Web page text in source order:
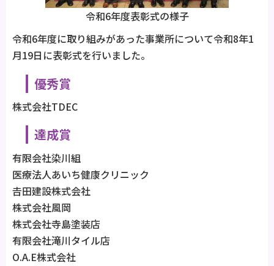
令和6年度表彰式の様子
令和6年度に取り組みがあった事業所について令和8年1
月19日に表彰式を行いました。
優秀賞
株式会社TDEC
達成賞
有限会社染川組
医療法人あいち健康クリニック
𠮷田建設株式会社
株式会社風岡
株式会社寺島塗装店
有限会社滝川タイル店
O.A.E株式会社